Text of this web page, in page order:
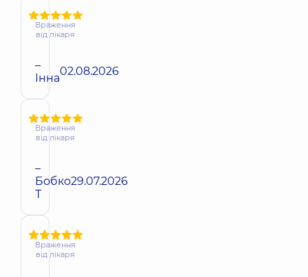
Враження
від лікаря
–
Інна02.08.2026
Враження
від лікаря
–
Бобко
Т
29.07.2026
Враження
від лікаря